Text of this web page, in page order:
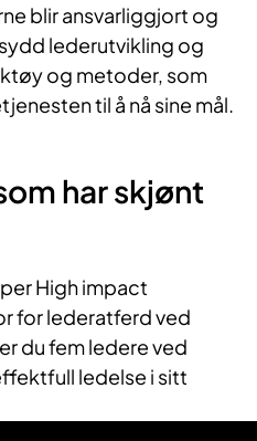
blir ansvarliggjort og
lederutvikling og
og metoder, som
til å nå sine mål.
har skjønt
Highimpact
for lederatferd ved
du fem ledere ved
ledelse i sitt